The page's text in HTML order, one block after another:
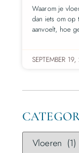
Waarom je
dan iets om op
aanvoelt, hoe
SEPTEMBER